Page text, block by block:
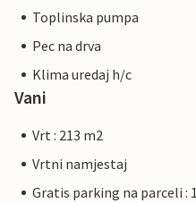
Toplinska pumpa
Pec na drva
Klima uredaj h/c
Vani
Vrt : 213 m2
Vrtni namjestaj
Gratis parking na parceli :